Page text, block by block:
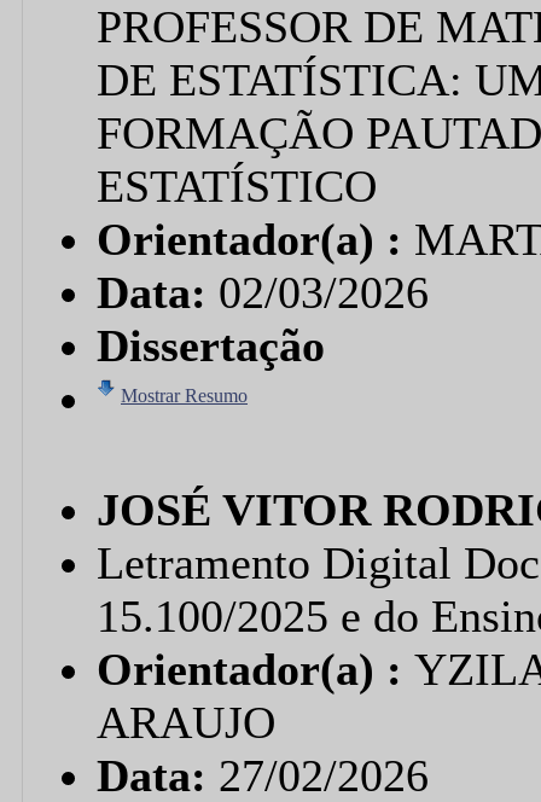
PROFESSOR DE
DE ESTATÍSTICA:
FORMAÇÃO
ESTATÍSTICO
Orientador(a) :
Data: 02/03/2026
Dissertação
Mostrar Resumo
JOSÉ VITOR
Letramento Digital
15.100/2025 e do
Orientador(a) :
ARAUJO
Data: 27/02/2026